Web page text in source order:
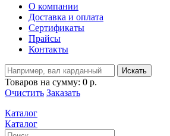
О компании
Доставка и оплата
Сертификаты
Прайсы
Контакты
Искать
Товаров на сумму: 0 р.
Очистить Заказать
Каталог
Каталог